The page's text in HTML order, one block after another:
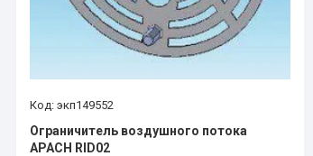
экп149552
Ограничитель воздушного потока
APACH RID02